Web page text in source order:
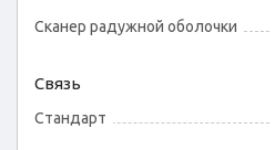
Сканер радужной оболочки
Связь
Стандарт